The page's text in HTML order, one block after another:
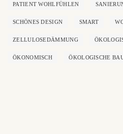
PATIENT WOHLFÜHLEN
SCHÖNES DESIGN SMART
ZELLULOSEDÄMMUNG
ÖKONOMISCH ÖKOLOGISCHE